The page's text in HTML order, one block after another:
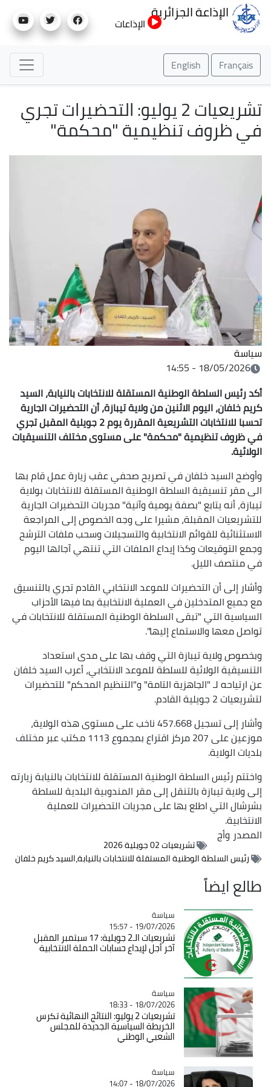
إلى
الإذاعة الجزائرية
الإذاعات
Français
English
تشريعيات 2 يوليو: التحضيرات تجري
في ظروف تنظيمية "محكمة"
سياسة
18/05/2026 - 14:55
أكد رئيس السلطة الوطنية المستقلة للانتخابات بالنيابة، السيد
كريم خلفان، اليوم الاثنين من ولاية تيبازة، أن التحضيرات الجارية
تحسبا للانتخابات التشريعية المقررة يوم 2 جويلية المقبل تجري
في ظروف تنظيمية "محكمة" على مستوى مختلف التنسيقيات
الولائية.
وأوضح السيد خلفان في تصريح صحفي عقب زيارة عمل قام بها
الى مقر تنسيقية السلطة الوطنية المستقلة للانتخابات بولاية
تيبازة، أنه يتابع "بصفة يومية وآنية" مجريات التحضيرات الجارية
للتشريعيات المقبلة، مشيرا على وجه الخصوص إلى المراجعة
الاستثنائية للقوائم الانتخابية والتسجيلات وسحب ملفات الترشح
وجمع التوقيعات وكذا إيداع الملفات التي تنتهي آجالها اليوم
في منتصف الليل.
وأشار إلى أن التحضيرات للموعد الانتخابي القادم تجري بالتنسيق
مع جميع المتدخلين في العملية الانتخابية بما فيها الأحزاب
السياسية التي "تبقى السلطة الوطنية المستقلة للانتخابات في
تواصل معها والاستماع إليها".
وبخصوص ولاية تيبازة التي وقف بها على مدى استعداد
التنسيقية الولائية للسلطة للموعد الانتخابي، أعرب السيد خلفان
عن ارتياحه لـ "الجاهزية التامة" و"التنظيم المحكم" للتحضيرات
لتشريعيات 2 جويلية القادم.
وأشار إلى تسجيل 457.668 ناخب على مستوى هذه الولاية،
موزعين على 207 مركز اقتراع بمجموع 1113 مكتب عبر مختلف
بلديات الولاية.
واختتم رئيس السلطة الوطنية المستقلة للانتخابات بالنيابة زيارته
إلى ولاية تيبازة بالتنقل إلى مقر المندوبية البلدية للسلطة
بشرشال التي اطلع بها على مجريات التحضيرات للعملية
الانتخابية.
المصدروأج
تشريعيات 02 جويلية 2026
رئيس السلطة الوطنية المستقلة للانتخابات بالنيابة،السيد كريم خلفان
طالع ايضاً
Catégorie
سياسة
19/07/2026 - 15:57
تشريعيات الـ2 جويلية: 17 سبتمبر المقبل
آخر أجل لإيداع حسابات الحملة الانتخابية
Catégorie
سياسة
18/07/2026 - 18:33
تشريعيات 2 يوليو: النتائج النهائية تكرس
الخريطة السياسية الجديدة للمجلس
الشعبي الوطني
Catégorie
سياسة
18/07/2026 - 14:07